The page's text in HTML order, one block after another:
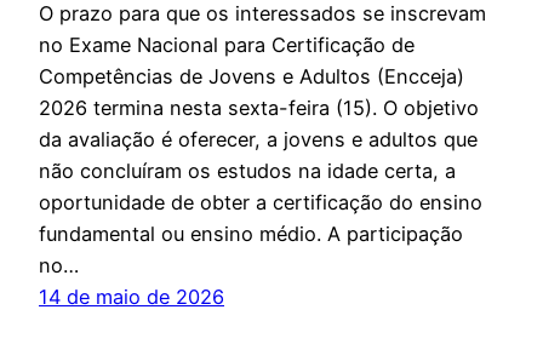
O prazo para que os interessados se inscrevam
no Exame Nacional para Certificação de
Competências de Jovens e Adultos (Encceja)
2026 termina nesta sexta-feira (15). O objetivo
da avaliação é oferecer, a jovens e adultos que
não concluíram os estudos na idade certa, a
oportunidade de obter a certificação do ensino
fundamental ou ensino médio. A participação
no…
14 de maio de 2026